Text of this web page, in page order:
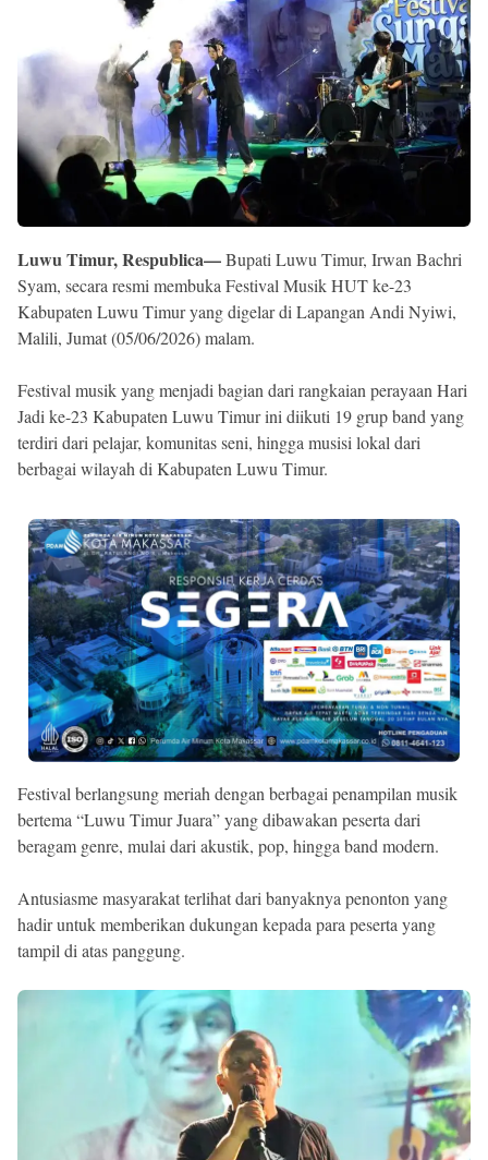
Luwu Timur, Respublica—Bupati Luwu Timur, Irwan Bachri
Syam, secara resmi membuka Festival Musik HUT ke-23
Kabupaten Luwu Timur yang digelar di Lapangan Andi Nyiwi,
Malili, Jumat (05/06/2026) malam.
Festival musik yang menjadi bagian dari rangkaian perayaan Hari
Jadi ke-23 Kabupaten Luwu Timur ini diikuti 19 grup band yang
terdiri dari pelajar, komunitas seni, hingga musisi lokal dari
berbagai wilayah di Kabupaten Luwu Timur.
Festival berlangsung meriah dengan berbagai penampilan musik
bertema “Luwu Timur Juara” yang dibawakan peserta dari
beragam genre, mulai dari akustik, pop, hingga band modern.
Antusiasme masyarakat terlihat dari banyaknya penonton yang
hadir untuk memberikan dukungan kepada para peserta yang
tampil di atas panggung.